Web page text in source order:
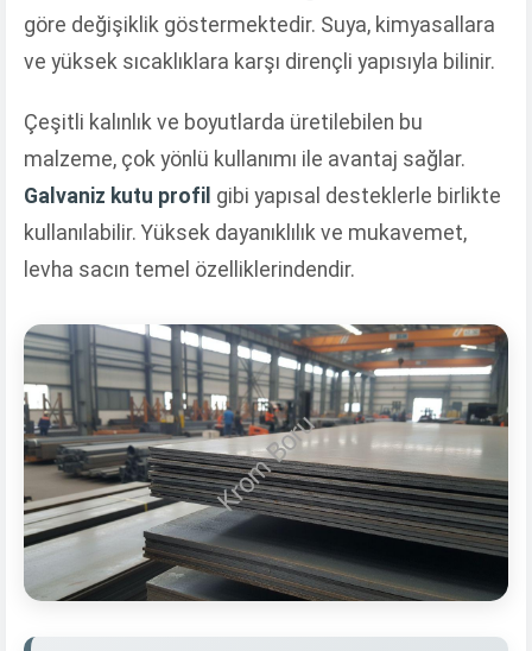
göre değişiklik göstermektedir. Suya, kimyasallara
ve yüksek sıcaklıklara karşı dirençli yapısıyla bilinir.
Çeşitli kalınlık ve boyutlarda üretilebilen bu
malzeme, çok yönlü kullanımı ile avantaj sağlar.
Galvaniz kutu profil gibi yapısal desteklerle birlikte
kullanılabilir. Yüksek dayanıklılık ve mukavemet,
levha sacın temel özelliklerindendir.